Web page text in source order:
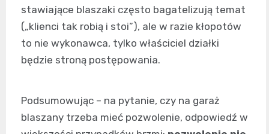
stawiające blaszaki często bagatelizują temat
(„klienci tak robią i stoi”), ale w razie kłopotów
to nie wykonawca, tylko właściciel działki
będzie stroną postępowania.
Podsumowując – na pytanie, czy na garaż
blaszany trzeba mieć pozwolenie, odpowiedź w